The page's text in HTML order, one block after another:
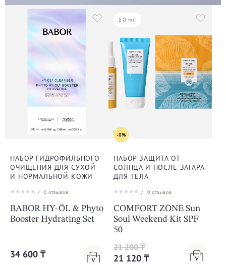
НАБОР ГИДРОФИЛЬНОГО
ОЧИЩЕНИЯ ДЛЯ СУХОЙ
И НОРМАЛЬНОЙ КОЖИ
/ 0 отзывов
BABOR HY-ÖL & Phyto
Booster Hydrating Set
34 600 ₸
50 мл
-0%
НАБОР ЗАЩИТА ОТ
СОЛНЦА И ПОСЛЕ ЗАГАРА
ДЛЯ ТЕЛА
/ 0 отзывов
COMFORT ZONE Sun
Soul Weekend Kit SPF
50
21 200 ₸
21 120 ₸